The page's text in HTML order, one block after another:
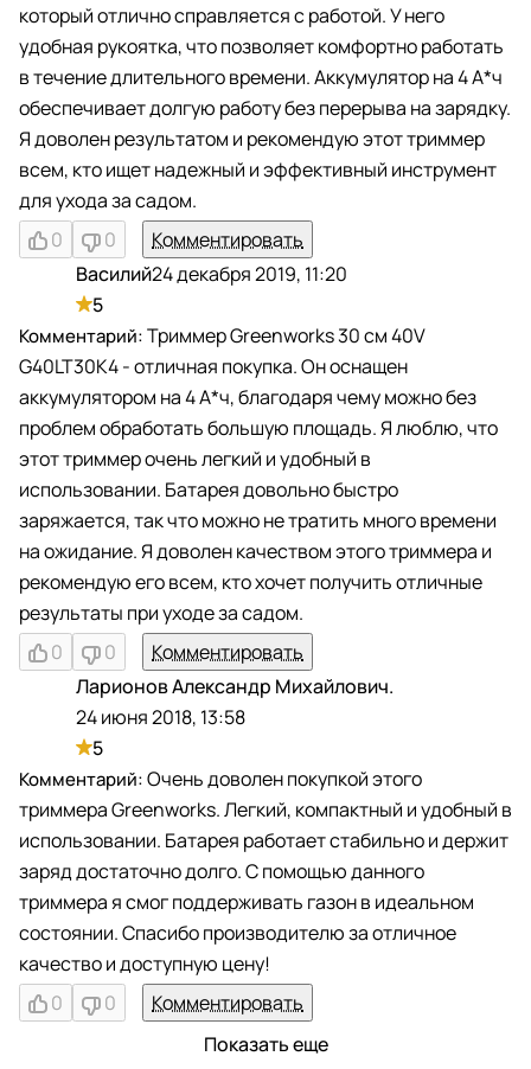
который отлично справляется с работой. У него
удобная рукоятка, что позволяет комфортно работать
в течение длительного времени. Аккумулятор на 4 А*ч
обеспечивает долгую работу без перерыва на зарядку.
Я доволен результатом и рекомендую этот триммер
всем, кто ищет надежный и эффективный инструмент
для ухода за садом.
0
0
Комментировать
Василий24 декабря 2019, 11:20
5
Триммер Greenworks 30 см 40V
G40LT30K4 - отличная покупка. Он оснащен
аккумулятором на 4 А*ч, благодаря чему можно без
проблем обработать большую площадь. Я люблю, что
этот триммер очень легкий и удобный в
использовании. Батарея довольно быстро
заряжается, так что можно не тратить много времени
на ожидание. Я доволен качеством этого триммера и
рекомендую его всем, кто хочет получить отличные
результаты при уходе за садом.
0
0 Комментировать
Ларионов Александр Михайлович.
24 июня 2018, 13:58
5
Очень доволен покупкой этого
триммера Greenworks. Легкий, компактный и удобный в
использовании. Батарея работает стабильно и держит
заряд достаточно долго. С помощью данного
триммера я смог поддерживать газон в идеальном
состоянии. Спасибо производителю за отличное
качество и доступную цену!
0
0
Комментировать
Показать еще